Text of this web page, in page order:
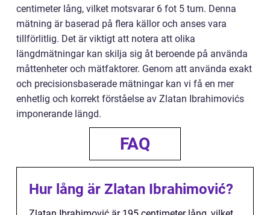
centimeter lång, vilket motsvarar 6 fot 5 tum. Denna
mätning är baserad på flera källor och anses vara
tillförlitlig. Det är viktigt att notera att olika
längdmätningar kan skilja sig åt beroende på använda
måttenheter och mätfaktorer. Genom att använda exakt
och precisionsbaserade mätningar kan vi få en mer
enhetlig och korrekt förståelse av Zlatan Ibrahimovićs
imponerande längd.
FAQ
Hur lång är Zlatan Ibrahimović?